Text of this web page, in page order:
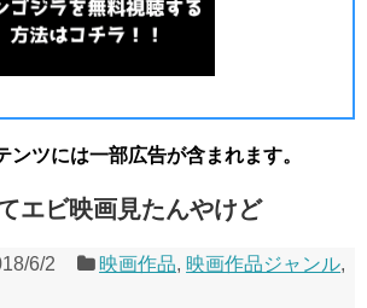
ツには一部広告が含まれます。
エビ映画見たんやけど
6/2 映画作品, 映画作品ジャンル,